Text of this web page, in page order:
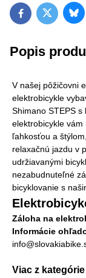
FacebookTwitter
Popis
V našej pôžičovni
elektrobicykle
Shimano STEPS
elektrobicykle
ľahkosťou a
relaxačnú jazdu v
udržiavanými
nezabudnuteľné
bicyklovanie s
Záloha na
Informácie
Viac z kategórie